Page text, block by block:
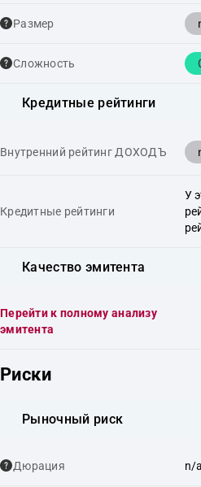
Размер
Сложность
Кредитные рейтинги
Внутренний рейтинг ДОХОДЪ
Кредитные рейтинги
У
Качество эмитента
Перейти к полному анализу
эмитента
Риски
Рыночный риск
Дюрация n/a